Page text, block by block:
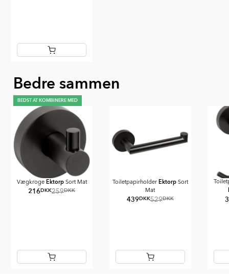
Bedre sammen
BEDST AT KOMBINERE MED
Vægkroge EktorpSort Mat
216DKK259DKK
Toiletpapirholder EktorpSort
Mat
439DKK529DKK